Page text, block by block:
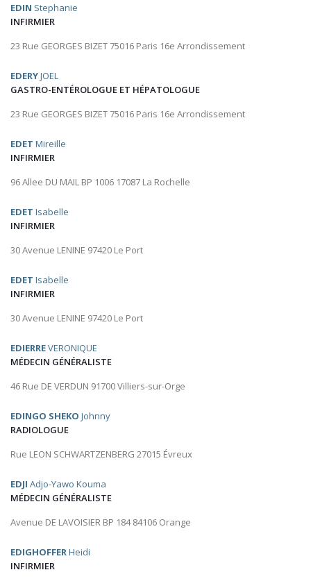
EDIN Stephanie
INFIRMIER
23 Rue GEORGES BIZET 75016 Paris 16e Arrondissement
EDERYJOEL
GASTRO-ENTÉROLOGUE ET HÉPATOLOGUE
23 Rue GEORGES BIZET 75016 Paris 16e Arrondissement
EDET Mireille
INFIRMIER
96 Allee DU MAIL BP 1006 17087 La Rochelle
EDET Isabelle
INFIRMIER
30 Avenue LENINE 97420 Le Port
EDET Isabelle
INFIRMIER
30 Avenue LENINE 97420 Le Port
EDIERREVERONIQUE
MÉDECIN GÉNÉRALISTE
46 Rue DE VERDUN 91700 Villiers-sur-Orge
EDINGO SHEKO Johnny
RADIOLOGUE
Rue LEON SCHWARTZENBERG 27015 Évreux
EDJI Adjo-Yawo Kouma
MÉDECIN GÉNÉRALISTE
Avenue DE LAVOISIER BP 184 84106 Orange
EDIGHOFFERHeidi
INFIRMIER